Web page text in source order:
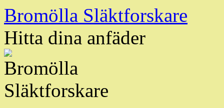
Hoppa
till
innehåll
Bromölla Släktforskare
Hitta dina anfäder